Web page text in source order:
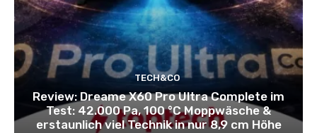
TECH&CO
Review: Dreame X60 Pro Ultra Complete im
Test: 42.000 Pa, 100 °C Moppwäsche &
erstaunlich viel Technik in nur 8,9 cm Höhe